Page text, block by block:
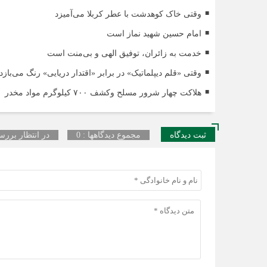
وقتی خاک کوهدشت با عطر کربلا می‌آمیزد
امام حسین شهید نماز است
خدمت به زائران، توفیق الهی و بی‌منت است
وقتی «قلم دیپلماتیک» در برابر «اقتدار دریایی» رنگ می‌بازد
هلاکت چهار شرور مسلح وکشف ۷۰۰ کیلوگرم مواد مخدر
ثبت دیدگاه مجموع دیدگاهها : 0 در انتظار